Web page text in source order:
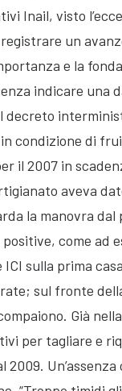
Inail, visto
un
e la
indicare una
decreto
condizione di
il 2007 in
aveva
la manovra
come ad
sulla prima
sul fronte
Già
per tagliare e
2009.